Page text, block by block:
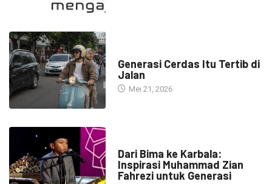
Generasi Cerdas Itu Tertib di
Jalan
Mei 21, 2026
Dari Bima ke Karbala:
Inspirasi Muhammad Zian
Fahrezi untuk Generasi